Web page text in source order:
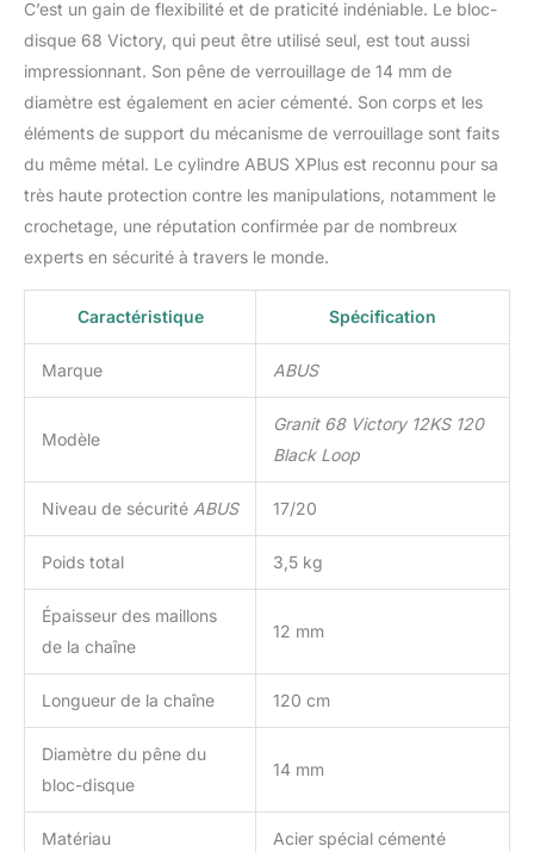
C’est un gain de flexibilité et de praticité indéniable. Le bloc-
disque 68 Victory, qui peut être utilisé seul, est tout aussi
impressionnant. Son pêne de verrouillage de 14 mm de
diamètre est également en acier cémenté. Son corps et les
éléments de support du mécanisme de verrouillage sont faits
du même métal. Le cylindre ABUS XPlus est reconnu pour sa
très haute protection contre les manipulations, notamment le
crochetage, une réputation confirmée par de nombreux
experts en sécurité à travers le monde.
Caractéristique Spécification
Marque ABUS
Modèle
Granit 68 Victory 12KS 120
Black Loop
Niveau de sécurité ABUS 17/20
Poids total 3,5 kg
Épaisseur des maillons
de la chaîne
12 mm
Longueur de la chaîne 120 cm
Diamètre du pêne du
bloc-disque
14 mm
Matériau Acier spécial cémenté